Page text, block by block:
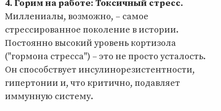
4. Горим на работе: Токсичный стресс.
Миллениалы, возможно, – самое
стрессированное поколение в истории.
Постоянно высокий уровень кортизола
("гормона стресса") – это не просто усталость.
Он способствует инсулинорезистентности,
гипертонии и, что критично, подавляет
иммунную систему.